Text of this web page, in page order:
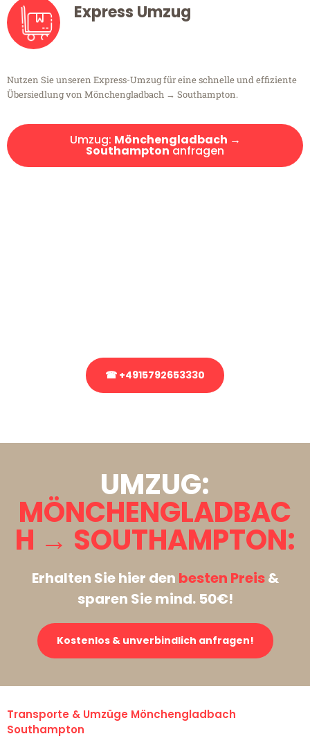
Express Umzug
Nutzen Sie unseren Express-Umzug für eine schnelle und effiziente
Übersiedlung von Mönchengladbach → Southampton.
Umzug: Mönchengladbach →
Southamptonanfragen
☎ +4915792653330
UMZUG:
MÖNCHENGLADBAC
H → SOUTHAMPTON:
Erhalten Sie hier den besten Preis&
sparen Sie mind. 50€!
Kostenlos & unverbindlich anfragen!
Transporte & Umzüge Mönchengladbach
Southampton